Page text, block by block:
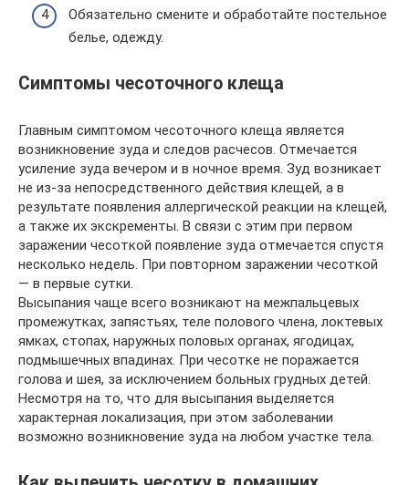
Обязательно смените и обработайте постельное
белье, одежду.
Симптомы чесоточного клеща
Главным симптомом чесоточного клеща является
возникновение зуда и следов расчесов. Отмечается
усиление зуда вечером и в ночное время. Зуд возникает
не из-за непосредственного действия клещей, а в
результате появления аллергической реакции на клещей,
а также их экскременты. В связи с этим при первом
заражении чесоткой появление зуда отмечается спустя
несколько недель. При повторном заражении чесоткой
— в первые сутки.
Высыпания чаще всего возникают на межпальцевых
промежутках, запястьях, теле полового члена, локтевых
ямках, стопах, наружных половых органах, ягодицах,
подмышечных впадинах. При чесотке не поражается
голова и шея, за исключением больных грудных детей.
Несмотря на то, что для высыпания выделяется
характерная локализация, при этом заболевании
возможно возникновение зуда на любом участке тела.